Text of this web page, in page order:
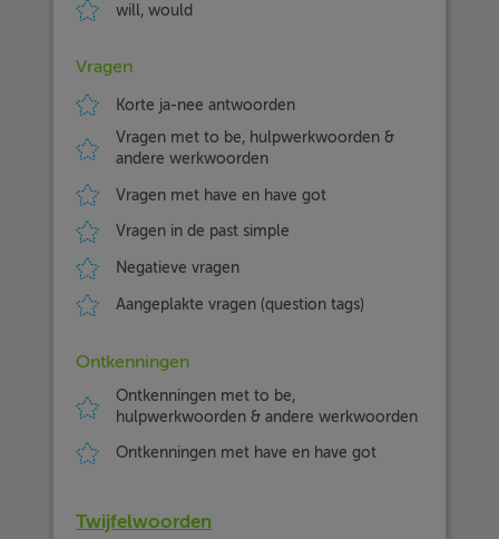
will, would
Vragen
Korte ja-nee antwoorden
Vragen met to be, hulpwerkwoorden &
andere werkwoorden
Vragen met have en have got
Vragen in de past simple
Negatieve vragen
Aangeplakte vragen (question tags)
Ontkenningen
Ontkenningen met to be,
hulpwerkwoorden & andere werkwoorden
Ontkenningen met have en have got
Twijfelwoorden